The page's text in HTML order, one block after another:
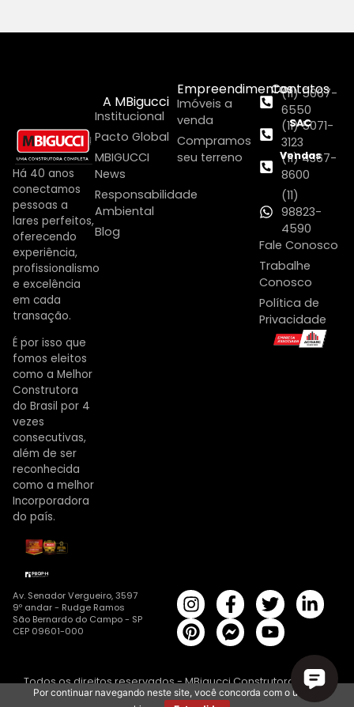
Há 40 anos
conectamos
pessoas a
lares perfeitos,
oferecendo
experiência,
profissionalismo
e excelência
em cada
transação.
É por isso que
fomos eleitos
como a Melhor
Construtora
do Brasil por 4
vezes
consecutivas,
além de ser
reconhecida
como a melhor
Incorporadora
do país.
A MBigucci
Institucional
Pacto Global
MBIGUCCI
News
Responsabilidade
Ambiental
Blog
Empreendimentos
Imóveis a
venda
Compramos
seu terreno
Contatos
(11) 5067-
6550
SAC
(11) 5071-
3123
Vendas
(11) 4367-
8600
(11)
98823-
4590
Fale Conosco
Trabalhe
Conosco
Política de
Privacidade
Av. Senador Vergueiro, 3597
9º andar - Rudge Ramos
São Bernardo do Campo - SP
CEP 09601-000
Todos os direitos reservados - MBigucci Construtora | CRECI
19682-J
Desenvolvido por: WBP Global Marketing Agency
Por continuar navegando neste site, você concorda com o uso de